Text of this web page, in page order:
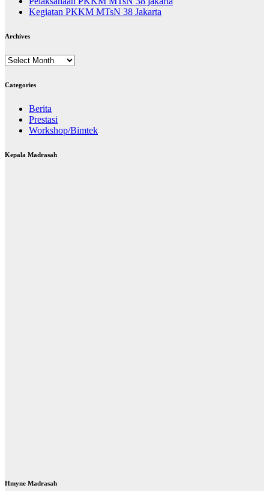
Kegiatan PKKM MTsN 38 Jakarta
Archives
Archives
Categories
Berita
Prestasi
Workshop/Bimtek
Kepala Madrasah
Hmyne Madrasah